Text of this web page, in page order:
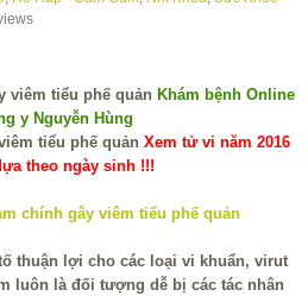
Khám bệnh Online
y Nguyễn Hùng
Xem tử vi năm 2016
theo ngày sinh !!!
thuận lợi cho các loại vi khuẩn, virut
luôn là đối tượng dễ bị các tác nhân